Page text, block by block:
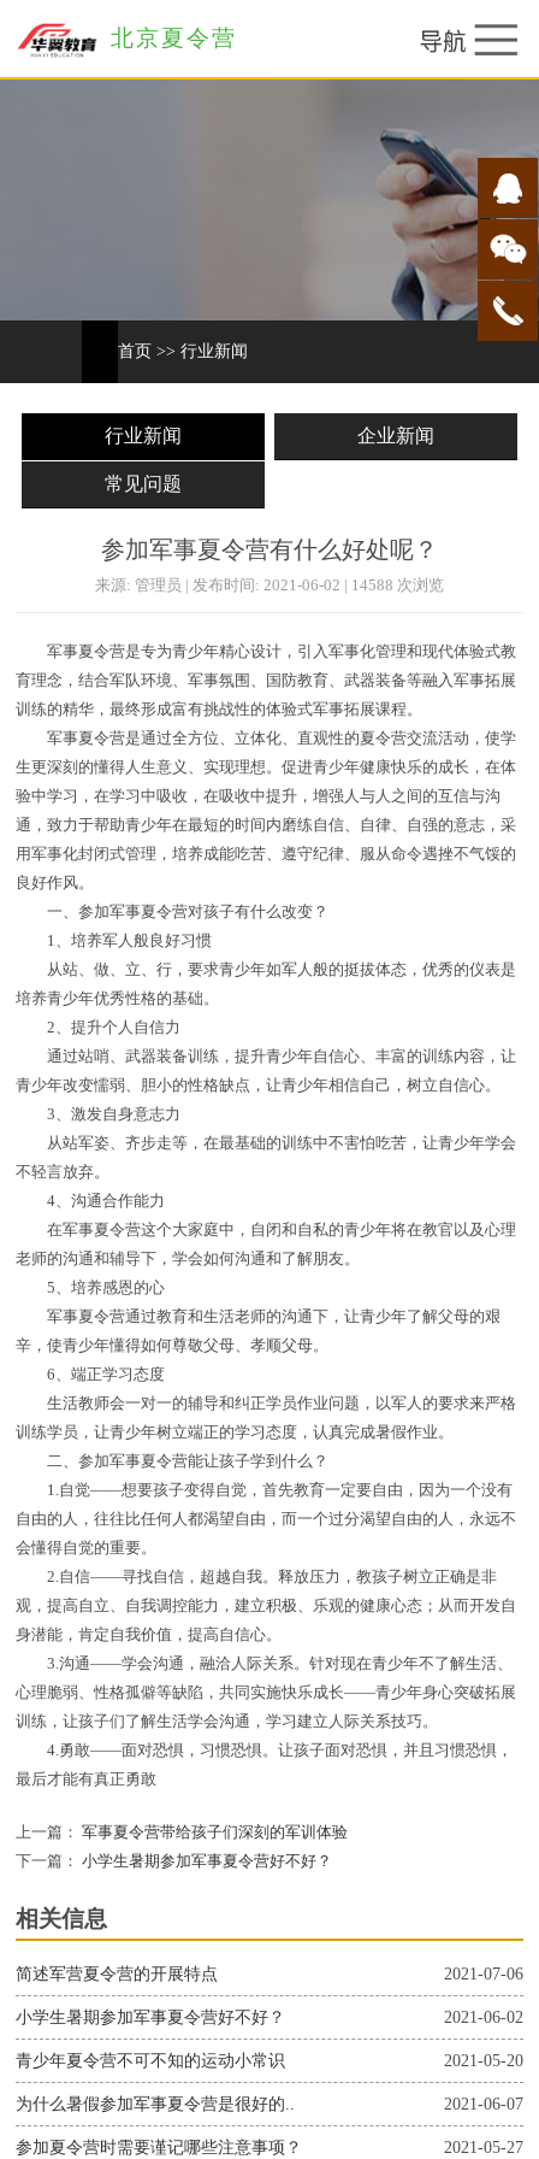
北京夏令营
首页 >> 行业新闻
行业新闻 企业新闻
常见问题
参加军事夏令营有什么好处呢？
来源: 管理员 | 发布时间: 2021-06-02 | 14588 次浏览
军事夏令营是专为青少年精心设计，引入军事化管理和现代体验式教
育理念，结合军队环境、军事氛围、国防教育、武器装备等融入军事拓展
训练的精华，最终形成富有挑战性的体验式军事拓展课程。
军事夏令营是通过全方位、立体化、直观性的夏令营交流活动，使学
生更深刻的懂得人生意义、实现理想。促进青少年健康快乐的成长，在体
验中学习，在学习中吸收，在吸收中提升，增强人与人之间的互信与沟
通，致力于帮助青少年在最短的时间内磨练自信、自律、自强的意志，采
用军事化封闭式管理，培养成能吃苦、遵守纪律、服从命令遇挫不气馁的
良好作风。
一、参加军事夏令营对孩子有什么改变？
1、培养军人般良好习惯
从站、做、立、行，要求青少年如军人般的挺拔体态，优秀的仪表是
培养青少年优秀性格的基础。
2、提升个人自信力
通过站哨、武器装备训练，提升青少年自信心、丰富的训练内容，让
青少年改变懦弱、胆小的性格缺点，让青少年相信自己，树立自信心。
3、激发自身意志力
从站军姿、齐步走等，在最基础的训练中不害怕吃苦，让青少年学会
不轻言放弃。
4、沟通合作能力
在军事夏令营这个大家庭中，自闭和自私的青少年将在教官以及心理
老师的沟通和辅导下，学会如何沟通和了解朋友。
5、培养感恩的心
军事夏令营通过教育和生活老师的沟通下，让青少年了解父母的艰
辛，使青少年懂得如何尊敬父母、孝顺父母。
6、端正学习态度
生活教师会一对一的辅导和纠正学员作业问题，以军人的要求来严格
训练学员，让青少年树立端正的学习态度，认真完成暑假作业。
二、参加军事夏令营能让孩子学到什么？
1.自觉——想要孩子变得自觉，首先教育一定要自由，因为一个没有
自由的人，往往比任何人都渴望自由，而一个过分渴望自由的人，永远不
会懂得自觉的重要。
2.自信——寻找自信，超越自我。释放压力，教孩子树立正确是非
观，提高自立、自我调控能力，建立积极、乐观的健康心态；从而开发自
身潜能，肯定自我价值，提高自信心。
3.沟通——学会沟通，融洽人际关系。针对现在青少年不了解生活、
心理脆弱、性格孤僻等缺陷，共同实施快乐成长——青少年身心突破拓展
训练，让孩子们了解生活学会沟通，学习建立人际关系技巧。
4.勇敢——面对恐惧，习惯恐惧。让孩子面对恐惧，并且习惯恐惧，
最后才能有真正勇敢
上一篇： 军事夏令营带给孩子们深刻的军训体验
下一篇： 小学生暑期参加军事夏令营好不好？
相关信息
2021-07-06
简述军营夏令营的开展特点
2021-06-02
小学生暑期参加军事夏令营好不好？
2021-05-20
青少年夏令营不可不知的运动小常识
2021-06-07
为什么暑假参加军事夏令营是很好的..
2021-05-27
参加夏令营时需要谨记哪些注意事项？